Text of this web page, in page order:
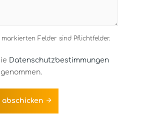
markierten Felder sind Pflichtfelder.
Datenschutzbestimmungen